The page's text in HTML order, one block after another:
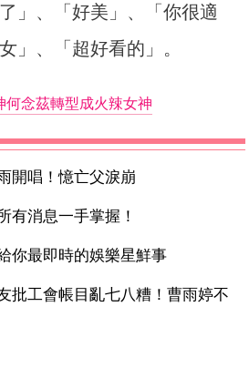
」、「好美」、「你很適
」、「超好看的」。
何念茲轉型成火辣女神
開唱！憶亡父淚崩
消息一手掌握！
最即時的娛樂星鮮事
批工會帳目亂七八糟！曹雨婷不